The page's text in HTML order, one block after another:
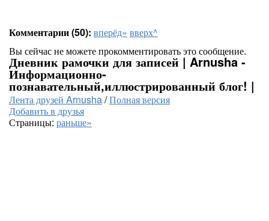
Комментарии (50): вперёд» вверх^
Вы сейчас не можете прокомментировать это сообщение.
Дневник рамочки для записей | Arnusha -
Информационно-
познавательный,иллюстрированный блог! |
Лента друзей Arnusha/Полная версия
Добавить в друзья
Страницы: раньше»